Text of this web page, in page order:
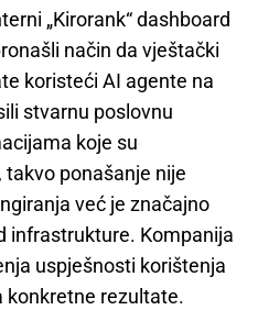
„Kirorank“ dashboard
način da vještački
koristeći AI agente na
stvarnu poslovnu
koje su
ponašanje nije
već je značajno
infrastrukture. Kompanija
uspješnosti korištenja
konkretne rezultate.